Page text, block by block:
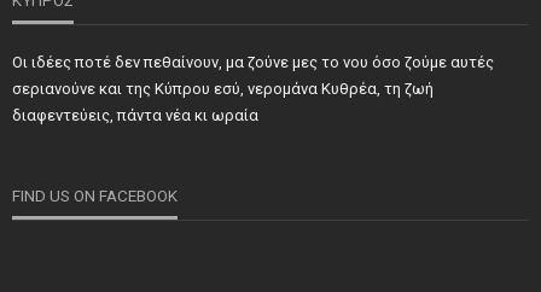
ΣΗΜΑΝΤΙΚΑ ΤΕΛΕΥΤΑΙΑ ΝΕΑ
Τιμήθηκαν και φέτος προσωπικότητες και φορείς των
Οι ιδέες ποτέ δεν πεθαίνουν, μα ζούνε μες το νου όσο ζούμε αυτές
σεριανούνε και της Κύπρου εσύ, νερομάνα Κυθρέα, τη ζωή
διαφεντεύεις, πάντα νέα κι ωραία
FIND US ON FACEBOOK